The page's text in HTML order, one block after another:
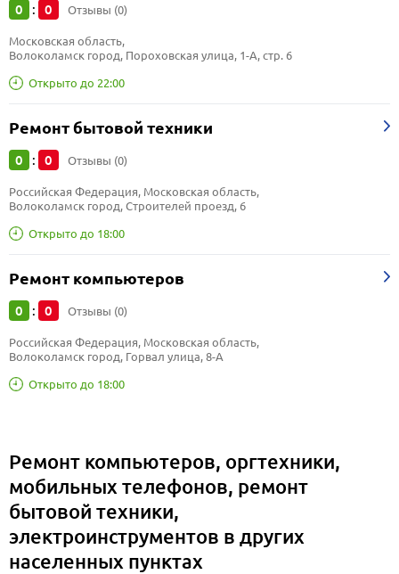
0 : 0 Отзывы (0)
Открыто до 22:00
Московская область,
Волоколамск город, Пороховская улица, 1-А, стр. 6
Ремонт бытовой техники
0 : 0 Отзывы (0)
Открыто до 18:00
Российская Федерация, Московская область,
Волоколамск город, Строителей проезд, 6
Ремонт компьютеров
0 : 0 Отзывы (0)
Открыто до 18:00
Российская Федерация, Московская область,
Волоколамск город, Горвал улица, 8-А
Ремонт компьютеров, оргтехники,
мобильных телефонов, ремонт
бытовой техники,
электроинструментов в других
населенных пунктах